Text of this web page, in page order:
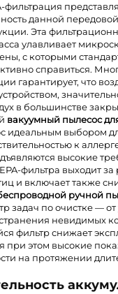
фильтрация
данной передовой
Эта
улавливает
с которыми
справиться.
гарантирует, что
в большинстве
вакуумный пылесос
идеальным выбором
к
высокие
фильтра выходит за
и включает также
ручной
задач по очистке —
невидимых
фильтр снижает
при этом высокие
на протяжении